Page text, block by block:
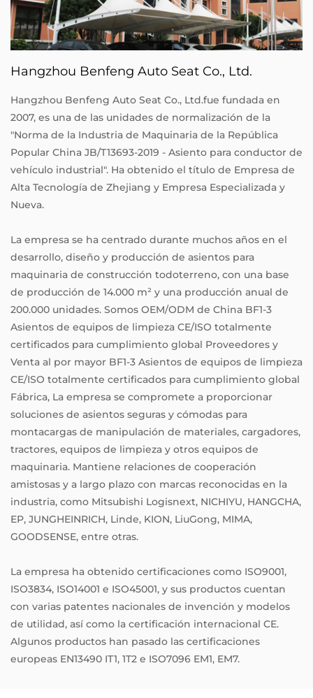
Hangzhou Benfeng Auto Seat Co., Ltd.
Hangzhou Benfeng Auto Seat Co., Ltd.fue fundada en
2007, es una de las unidades de normalización de la
"Norma de la Industria de Maquinaria de la República
Popular China JB/T13693-2019 - Asiento para conductor de
vehículo industrial". Ha obtenido el título de Empresa de
Alta Tecnología de Zhejiang y Empresa Especializada y
Nueva.
La empresa se ha centrado durante muchos años en el
desarrollo, diseño y producción de asientos para
maquinaria de construcción todoterreno, con una base
de producción de 14.000 m² y una producción anual de
200.000 unidades. Somos OEM/ODM de China BF1-3
Asientos de equipos de limpieza CE/ISO totalmente
certificados para cumplimiento global Proveedores y
Venta al por mayor BF1-3 Asientos de equipos de limpieza
CE/ISO totalmente certificados para cumplimiento global
Fábrica, La empresa se compromete a proporcionar
soluciones de asientos seguras y cómodas para
montacargas de manipulación de materiales, cargadores,
tractores, equipos de limpieza y otros equipos de
maquinaria. Mantiene relaciones de cooperación
amistosas y a largo plazo con marcas reconocidas en la
industria, como Mitsubishi Logisnext, NICHIYU, HANGCHA,
EP, JUNGHEINRICH, Linde, KION, LiuGong, MIMA,
GOODSENSE, entre otras.
La empresa ha obtenido certificaciones como ISO9001,
ISO3834, ISO14001 e ISO45001, y sus productos cuentan
con varias patentes nacionales de invención y modelos
de utilidad, así como la certificación internacional CE.
Algunos productos han pasado las certificaciones
europeas EN13490 IT1, 1T2 e ISO7096 EM1, EM7.